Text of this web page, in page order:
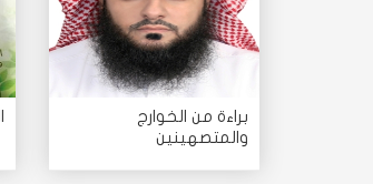
براءة من الخوارج
والمتصهينين